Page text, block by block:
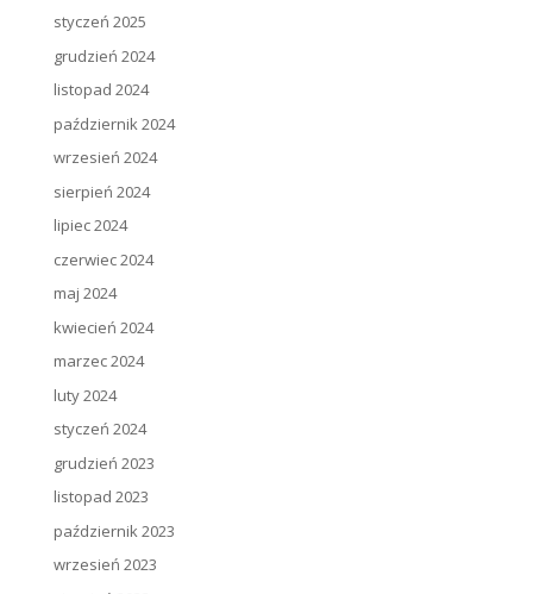
styczeń 2025
grudzień 2024
listopad 2024
październik 2024
wrzesień 2024
sierpień 2024
lipiec 2024
czerwiec 2024
maj 2024
kwiecień 2024
marzec 2024
luty 2024
styczeń 2024
grudzień 2023
listopad 2023
październik 2023
wrzesień 2023